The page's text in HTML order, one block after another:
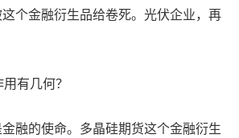
个金融衍生品给卷死。光伏企业，再
有几何？
融的使命。多晶硅期货这个金融衍生